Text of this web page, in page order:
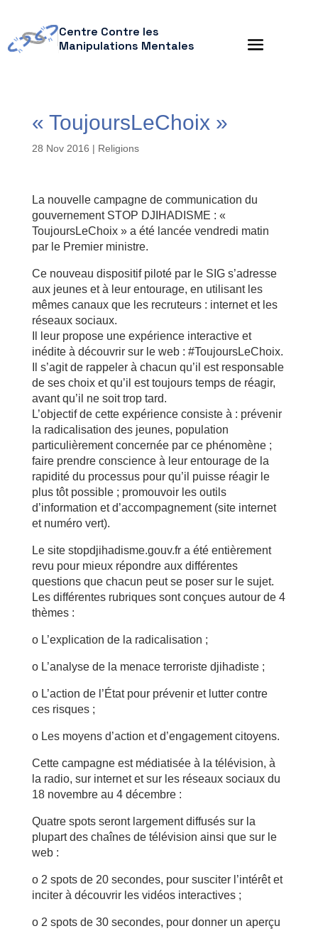
Centre Contre les
Manipulations Mentales
« ToujoursLeChoix »
28 Nov 2016 | Religions
La nouvelle campagne de communication du
gouvernement STOP DJIHADISME : «
ToujoursLeChoix » a été lancée vendredi matin
par le Premier ministre.
Ce nouveau dispositif piloté par le SIG s’adresse
aux jeunes et à leur entourage, en utilisant les
mêmes canaux que les recruteurs : internet et les
réseaux sociaux.
Il leur propose une expérience interactive et
inédite à découvrir sur le web : #ToujoursLeChoix.
Il s’agit de rappeler à chacun qu’il est responsable
de ses choix et qu’il est toujours temps de réagir,
avant qu’il ne soit trop tard.
L’objectif de cette expérience consiste à : prévenir
la radicalisation des jeunes, population
particulièrement concernée par ce phénomène ;
faire prendre conscience à leur entourage de la
rapidité du processus pour qu’il puisse réagir le
plus tôt possible ; promouvoir les outils
d’information et d’accompagnement (site internet
et numéro vert).
Le site stopdjihadisme.gouv.fr a été entièrement
revu pour mieux répondre aux différentes
questions que chacun peut se poser sur le sujet.
Les différentes rubriques sont conçues autour de 4
thèmes :
o L’explication de la radicalisation ;
o L’analyse de la menace terroriste djihadiste ;
o L’action de l’État pour prévenir et lutter contre
ces risques ;
o Les moyens d’action et d’engagement citoyens.
Cette campagne est médiatisée à la télévision, à
la radio, sur internet et sur les réseaux sociaux du
18 novembre au 4 décembre :
Quatre spots seront largement diffusés sur la
plupart des chaînes de télévision ainsi que sur le
web :
o 2 spots de 20 secondes, pour susciter l’intérêt et
inciter à découvrir les vidéos interactives ;
o 2 spots de 30 secondes, pour donner un aperçu